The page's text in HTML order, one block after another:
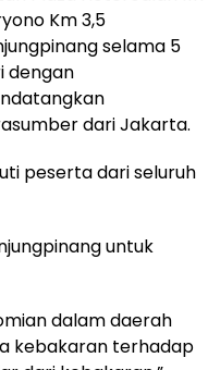
Km 3,5
selama 5
dengan
dari Jakarta.
peserta dari seluruh
untuk
dalam daerah
kebakaran terhadap